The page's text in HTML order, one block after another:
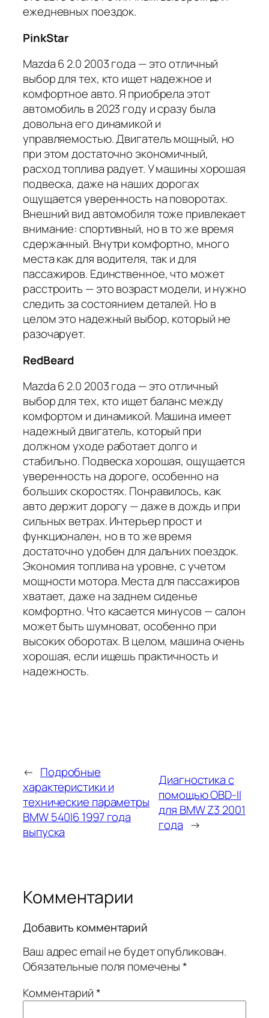
ежедневных поездок.
PinkStar
Mazda 6 2.0 2003 года — это отличный
выбор для тех, кто ищет надежное и
комфортное авто. Я приобрела этот
автомобиль в 2023 году и сразу была
довольна его динамикой и
управляемостью. Двигатель мощный, но
при этом достаточно экономичный,
расход топлива радует. У машины хорошая
подвеска, даже на наших дорогах
ощущается уверенность на поворотах.
Внешний вид автомобиля тоже привлекает
внимание: спортивный, но в то же время
сдержанный. Внутри комфортно, много
места как для водителя, так и для
пассажиров. Единственное, что может
расстроить — это возраст модели, и нужно
следить за состоянием деталей. Но в
целом это надежный выбор, который не
разочарует.
RedBeard
Mazda 6 2.0 2003 года — это отличный
выбор для тех, кто ищет баланс между
комфортом и динамикой. Машина имеет
надежный двигатель, который при
должном уходе работает долго и
стабильно. Подвеска хорошая, ощущается
уверенность на дороге, особенно на
больших скоростях. Понравилось, как
авто держит дорогу — даже в дождь и при
сильных ветрах. Интерьер прост и
функционален, но в то же время
достаточно удобен для дальних поездок.
Экономия топлива на уровне, с учетом
мощности мотора. Места для пассажиров
хватает, даже на заднем сиденье
комфортно. Что касается минусов — салон
может быть шумноват, особенно при
высоких оборотах. В целом, машина очень
хорошая, если ищешь практичность и
надежность.
← Подробные
характеристики и
технические параметры
BMW 540I6 1997 года
выпуска
Диагностика с
помощью OBD-II
для BMW Z3 2001
года →
Комментарии
Добавить комментарий
Ваш адрес email не будет опубликован.
Обязательные поля помечены*
Комментарий*